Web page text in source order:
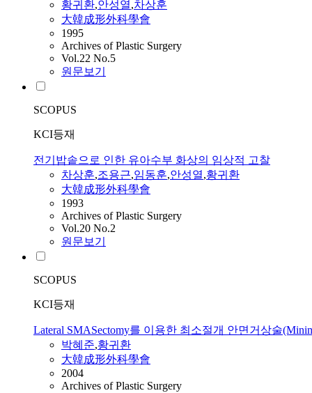
황귀환,안성열,차상훈
大韓成形外科學會
1995
Archives of Plastic Surgery
Vol.22 No.5
원문보기
SCOPUS
KCI등재
전기밥솥으로 인한 유아수부 화상의 임상적 고찰
차상훈,조용근,임동훈,안성열,황귀환
大韓成形外科學會
1993
Archives of Plastic Surgery
Vol.20 No.2
원문보기
SCOPUS
KCI등재
Lateral SMASectomy를 이용한 최소절개 안면거상술
박혜준,황귀환
大韓成形外科學會
2004
Archives of Plastic Surgery